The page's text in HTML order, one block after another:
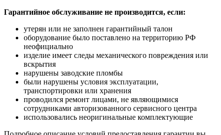
Гарантийное обслуживание не производится, если:
утерян или не заполнен гарантийный талон
оборудование было поставлено на территорию РФ
неофициально
изделие имеет следы механического повреждения или
вскрытия
нарушены заводские пломбы
были нарушены условия эксплуатации,
транспортировки или хранения
проводился ремонт лицами, не являющимися
сотрудниками авторизованного сервисного центра
использовались неоригинальные комплектующие